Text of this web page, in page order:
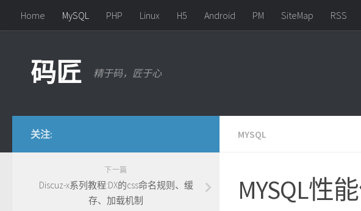
Skip to content
Home MySQL PHP Linux H5 Android PM SiteMap RSS
码匠 精于码，匠于心
MYSQL
MYSQL性
关注:
下一篇
Discuz-x系列教程:DX的css命名规则、缓
存、加载机制